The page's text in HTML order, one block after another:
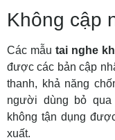
Không cập
Các mẫu tai nghe
được các bản cập
thanh, khả năng
người dùng bỏ
không tận dụng
xuất.